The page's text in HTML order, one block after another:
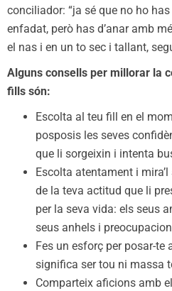
conciliador: “ja sé que no ho
enfadat, però has d’anar amb
el nas i en un to sec i tallant,
Alguns consells per millorar la
fills són:
Escolta al teu fill en el
posposis les seves
que li sorgeixin i intenta
Escolta atentament i
de la teva actitud que li
per la seva vida: els seus
seus anhels i
Fes un esforç per posar-te
significa ser tou ni massa
Comparteix aficions amb